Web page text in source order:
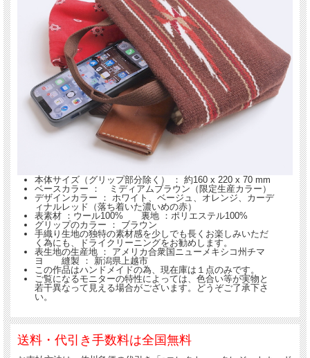
いません。そこで、35年以上に渡ってオルテガ社と親交のある当店が、オルテガ社
製の専用手織り生地を使って、独自モデルとして製造販売しています。
本体サイズ（グリップ部分除く） ： 約160 x 220 x 70 mm
ベースカラー ： ミディアムブラウン（限定生産カラー）
デザインカラー ： ホワイト、ベージュ、オレンジ、カーデ
ィナルレッド（落ち着いた濃いめの赤）
表素材 ：ウール100% 裏地 ：ポリエステル100%
グリップのカラー ： ブラウン
手織り生地の独特の素材感を少しでも長くお楽しみいただ
く為にも、ドライクリーニングをお勧めします。
表生地の生産地 ： アメリカ合衆国ニューメキシコ州チマ
ヨ 縫製 ： 新潟県上越市
この作品はハンドメイドの為、現在庫は１点のみです。
ご覧になるモニターの特性によっては、色合い等が実物と
若干異なって見える場合がございます。どうぞご了承下さ
い。
送料・代引き手数料は全国無料